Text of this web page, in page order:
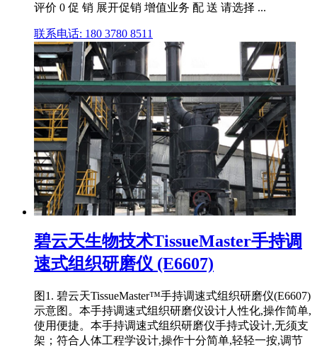
评价 0 促 销 展开促销 增值业务 配 送 请选择 ...
联系电话: 180 3780 8511
碧云天生物技术TissueMaster手持调
速式组织研磨仪 (E6607)
图1. 碧云天TissueMaster™手持调速式组织研磨仪(E6607)
示意图。本手持调速式组织研磨仪设计人性化,操作简单,
使用便捷。本手持调速式组织研磨仪手持式设计,无须支
架；符合人体工程学设计,操作十分简单,轻轻一按,调节